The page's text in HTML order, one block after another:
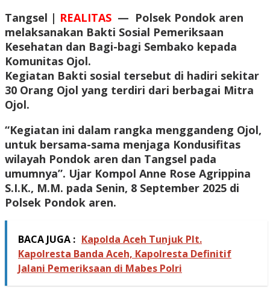
Tangsel | REALITAS — Polsek Pondok aren
melaksanakan Bakti Sosial Pemeriksaan
Kesehatan dan Bagi-bagi Sembako kepada
Komunitas Ojol.
Kegiatan Bakti sosial tersebut di hadiri sekitar
30 Orang Ojol yang terdiri dari berbagai Mitra
Ojol.
“Kegiatan ini dalam rangka menggandeng Ojol,
untuk bersama-sama menjaga Kondusifitas
wilayah Pondok aren dan Tangsel pada
umumnya”. Ujar Kompol Anne Rose Agrippina
S.I.K., M.M. pada Senin, 8 September 2025 di
Polsek Pondok aren.
BACA JUGA : Kapolda Aceh Tunjuk Plt.
Kapolresta Banda Aceh, Kapolresta Definitif
Jalani Pemeriksaan di Mabes Polri